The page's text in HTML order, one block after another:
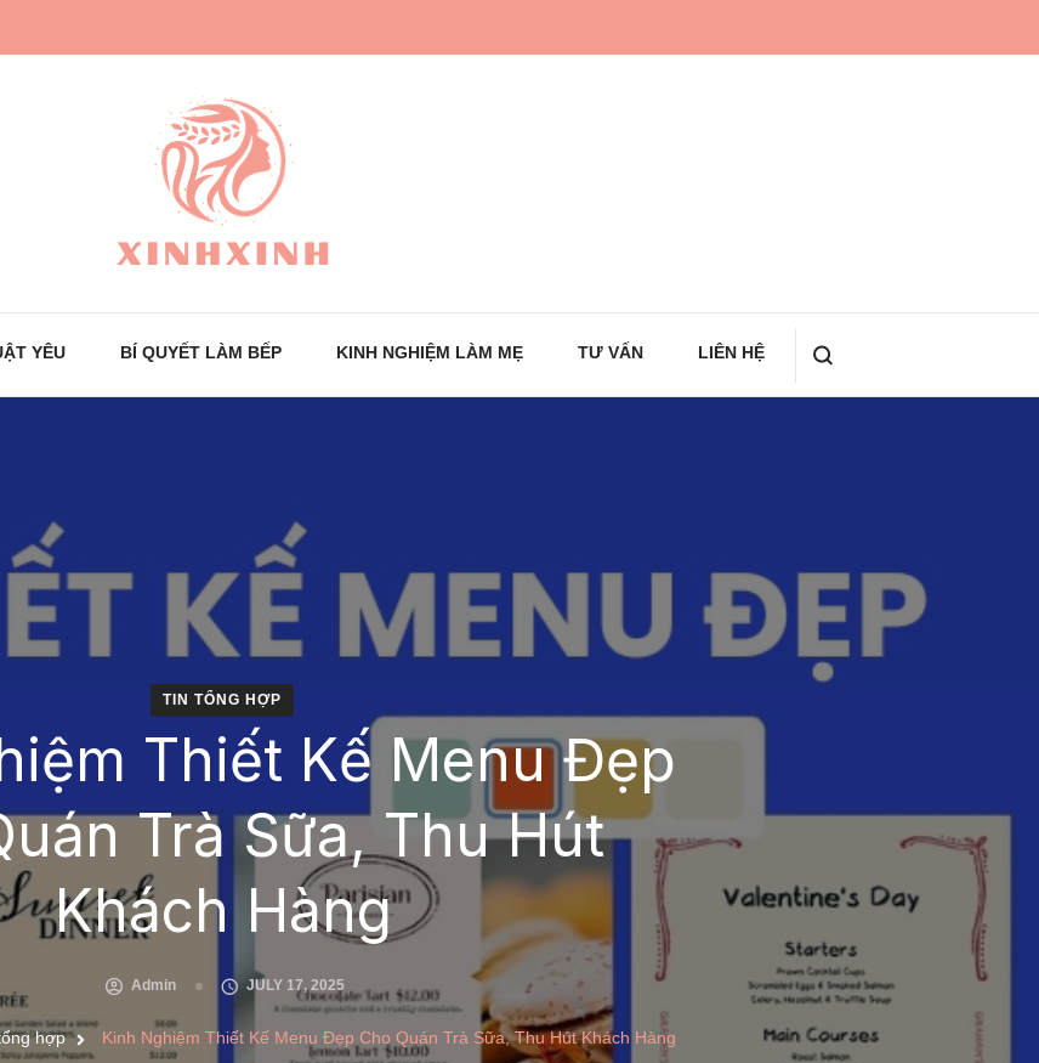
XinhXinh
Trang tin tức cho phái đẹp
YÊU BÍ QUYẾT LÀM BẾP KINH NGHIỆM LÀM MẸ TƯ VẤN LIÊN HỆ
TIN TỔNG HỢP
Thiết Kế Menu Đẹp
Trà Sữa, Thu Hút
Khách Hàng
Admin JULY 17, 2025
hợp Kinh Nghiệm Thiết Kế Menu Đẹp Cho Quán Trà Sữa, Thu Hút Khách Hàng